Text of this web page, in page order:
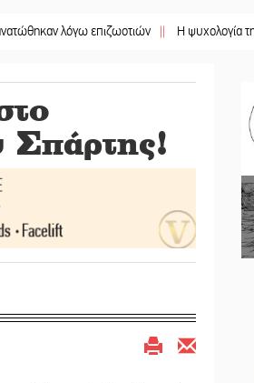
λόγω επιζωοτιών || Η ψυχολογία της
Σπάρτης!